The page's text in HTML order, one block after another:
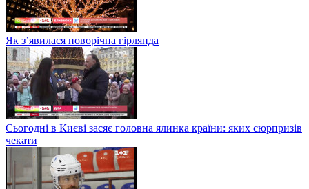
Як з’явилася новорічна гірлянда
Сьогодні в Києві засяє головна ялинка країни: яких сюрпризів
чекати